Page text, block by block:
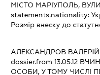
МІСТО МАРІУПОЛЬ,
statements.nationality:
Розмір внеску до
АЛЕКСАНДРОВ
dossier.from 13.05.12
ОСОБИ, У ТОМУ ЧИСЛІ